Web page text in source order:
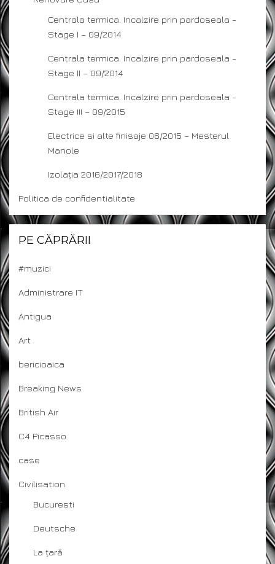
Centrala termica. Incalzire prin pardoseala -
Stage I – 09/2014
Centrala termica. Incalzire prin pardoseala -
Stage II – 09/2014
Centrala termica. Incalzire prin pardoseala -
Stage III – 09/2015
Electrice si alte finisaje 06/2015 – Mesterul
Manole
Izolația 2016/2017/2018
Politica de confidentialitate
PE CĂPRĂRII
#muzici
Administrare IT
Antigua
Art
bericioaica
Breaking News
British Air
C4 Picasso
case
Civilisation
Bucuresti
Deutsche
La țară